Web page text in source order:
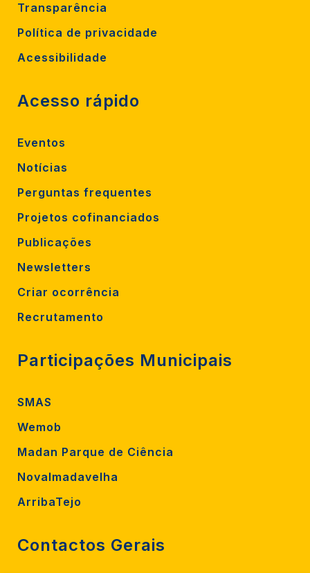
Transparência
Política de privacidade
Acessibilidade
Acesso rápido
Eventos
Notícias
Perguntas frequentes
Projetos cofinanciados
Publicações
Newsletters
Criar ocorrência
Recrutamento
Participações Municipais
SMAS
Wemob
Madan Parque de Ciência
Novalmadavelha
ArribaTejo
Contactos Gerais